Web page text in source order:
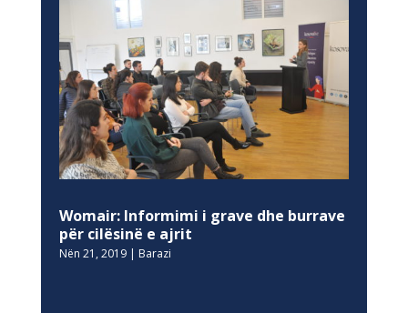
Womair: Informimi i grave dhe burrave
për cilësinë e ajrit
Nën 21, 2019| Barazi